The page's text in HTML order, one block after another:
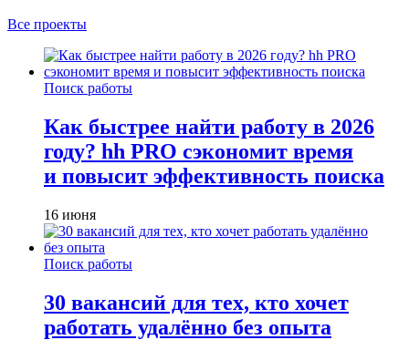
Все проекты
Поиск работы
Как быстрее найти работу в 2026
году? hh PRO сэкономит время
и повысит эффективность поиска
16 июня
Поиск работы
30 вакансий для тех, кто хочет
работать удалённо без опыта